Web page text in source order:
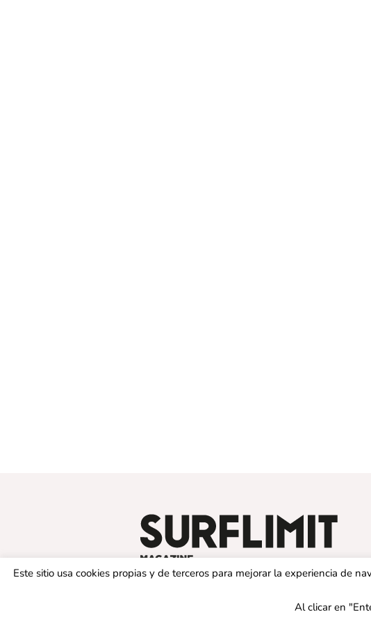
Este sitio usa cookies propias y de terceros para mejorar la experiencia de
Al clicar en